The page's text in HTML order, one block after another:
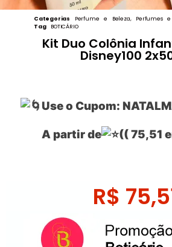
Categorias Perfume e Beleza, Perfumes
Tag
BOTICÁRIO
Kit Duo Colônia
Disney100
Use o Cupom:
A partir de (( 75,51
R$